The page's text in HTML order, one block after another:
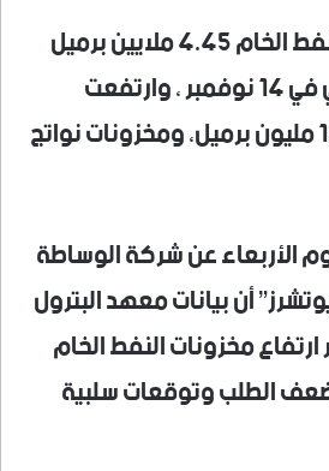
وصعدت مخزونات النفط الخام 4.45 ملايين برميل
في الأسبوع المنتهي في 14 نوفمبر ، وارتفعت
مخزونات البنزين 1.55 مليون برميل، ومخزونات نواتج
الأربعاء عن شركة الوساطة
أن بيانات معهد البترول
مخزونات النفط الخام
الطلب وتوقعات سلبية